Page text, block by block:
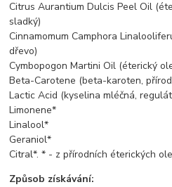
Citrus Aurantium Dulcis Peel Oil
sladký)
Cinnamomum Camphora
dřevo)
Cymbopogon Martini Oil (éterický
Beta-Carotene (beta-karoten,
Lactic Acid (kyselina mléčná,
Limonene*
Linalool*
Geraniol*
Citral*. * - z přírodních éterických
Způsob získávání: